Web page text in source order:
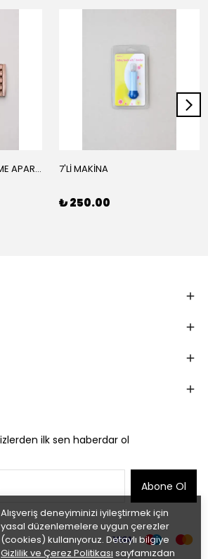
Alışveriş deneyiminizi iyileştirmek için
yasal düzenlemelere uygun çerezler
(cookies) kullanıyoruz. Detaylı bilgiye
Gizlilik ve Çerez Politikası sayfamızdan
10'LU SİLİNDİRLİ KEÇELEME APARATI 7'Lİ MAKİNA
₺ 250.00
ilk sen haberdar ol
Abone Ol